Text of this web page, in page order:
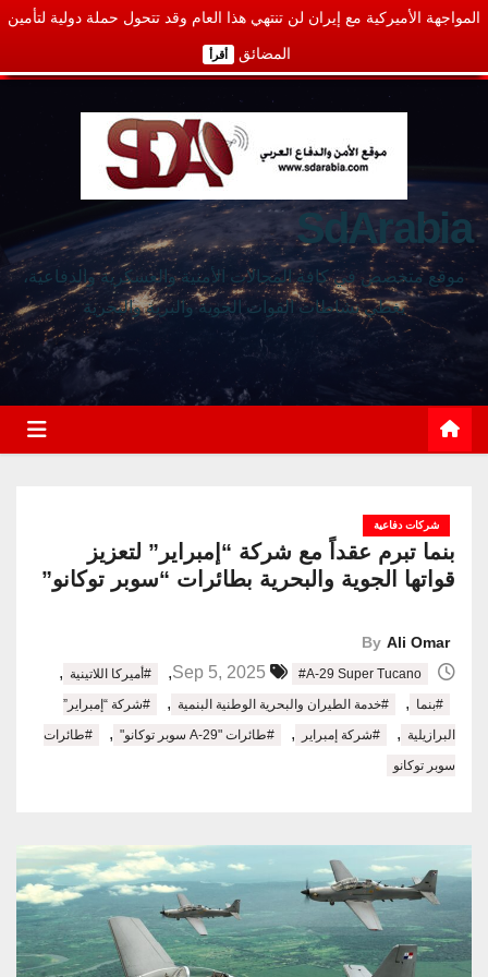
المواجهة الأميركية مع إيران لن تنتهي هذا العام وقد تتحول حملة دولية لتأمين
المضائق أقرأ
SdArabia
موقع متخصص في كافة المجالات الأمنية والعسكرية والدفاعية،
يغطي نشاطات القوات الجوية والبرية والبحرية
شركات دفاعية
بنما تبرم عقداً مع شركة “إمبراير” لتعزيز
قواتها الجوية والبحرية بطائرات “سوبر توكانو”
By Ali Omar
#A-29 Super Tucano
, #أميركا اللاتينية ,
#بنما , #خدمة الطيران والبحرية الوطنية البنمية ,
#شركة “إمبراير”
البرازيلية , #شركة إمبراير , #طائرات "A-29 سوبر توكانو" ,
#طائرات
سوبر توكانو